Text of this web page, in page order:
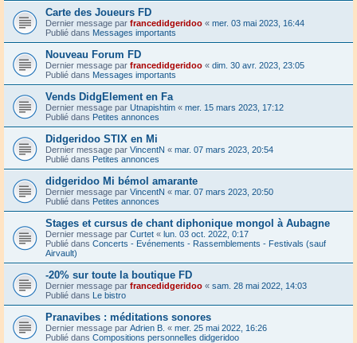
Carte des Joueurs FD
Dernier message par francedidgeridoo « mer. 03 mai 2023, 16:44
Publié dans Messages importants
Nouveau Forum FD
Dernier message par francedidgeridoo « dim. 30 avr. 2023, 23:05
Publié dans Messages importants
Vends DidgElement en Fa
Dernier message par Utnapishtim « mer. 15 mars 2023, 17:12
Publié dans Petites annonces
Didgeridoo STIX en Mi
Dernier message par VincentN « mar. 07 mars 2023, 20:54
Publié dans Petites annonces
didgeridoo Mi bémol amarante
Dernier message par VincentN « mar. 07 mars 2023, 20:50
Publié dans Petites annonces
Stages et cursus de chant diphonique mongol à Aubagne
Dernier message par Curtet « lun. 03 oct. 2022, 0:17
Publié dans Concerts - Evénements - Rassemblements - Festivals (sauf
Airvault)
-20% sur toute la boutique FD
Dernier message par francedidgeridoo « sam. 28 mai 2022, 14:03
Publié dans Le bistro
Pranavibes : méditations sonores
Dernier message par Adrien B. « mer. 25 mai 2022, 16:26
Publié dans Compositions personnelles didgeridoo